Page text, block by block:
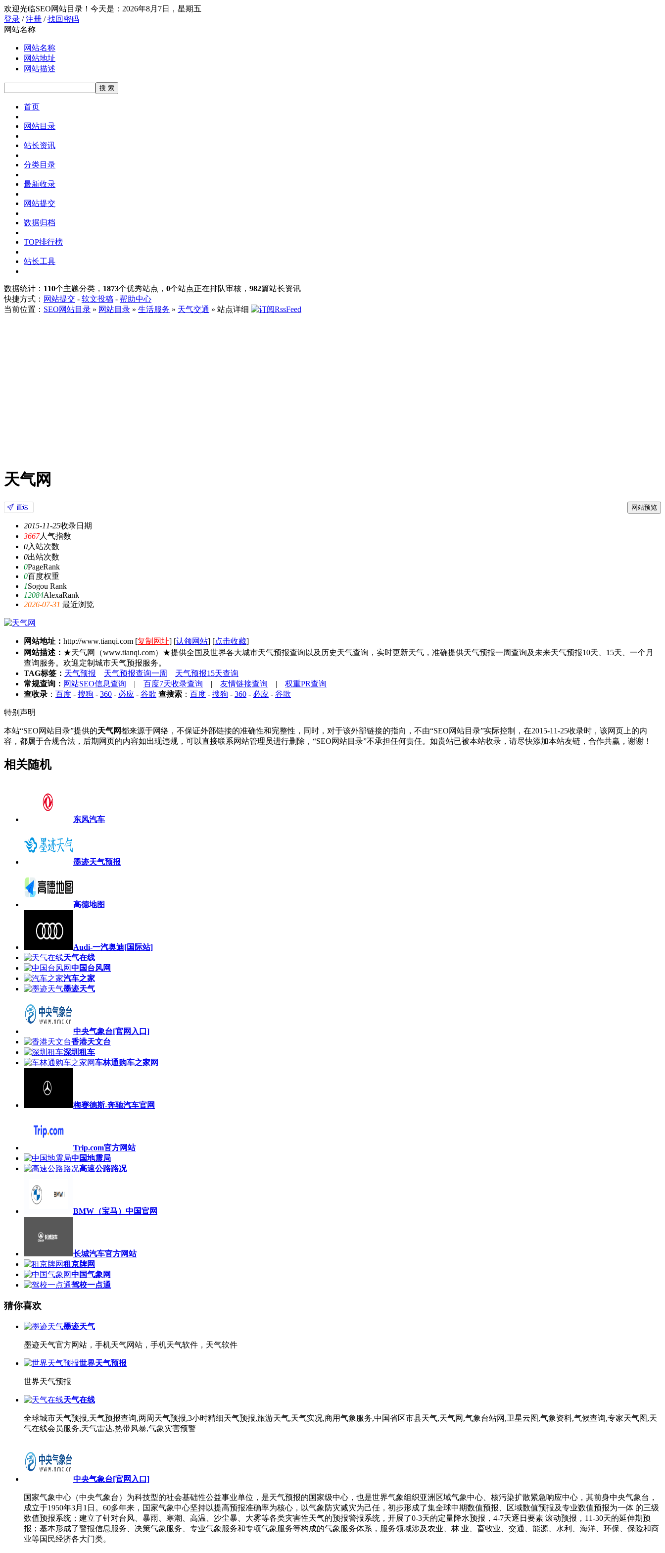
欢迎光临SEO网站目录！ 今天是：2026年8月7日，星期五
登录 /注册 /找回密码
网站名称
网站名称
网站地址
网站描述
首页
网站目录
站长资讯
分类目录
最新收录
网站提交
数据归档
TOP排行榜
站长工具
数据统计： 110个主题分类， 1873个优秀站点， 0个站点正在排队审核， 982篇站长资讯
快捷方式： 网站提交 - 软文投稿 - 帮助中心
当前位置： SEO网站目录 » 网站目录 » 生活服务 » 天气交通 » 站点详细
天气网
网站预览
2015-11-25收录日期
3667人气指数
0入站次数
0出站次数
0PageRank
0百度权重
1Sogou Rank
12084AlexaRank
2026-07-31 最近浏览
网站地址： http://www.tianqi.com [复制网址] [认领网站] [点击收藏]
网站描述： ★天气网（www.tianqi.com）★提供全国及世界各大城市天气预报查询以及历史天气查询，实时更新天气，准确提供天气预报一周查询及未来天气预报10天、15天、一个月
查询服务。欢迎定制城市天气预报服务。
TAG标签： 天气预报 天气预报查询一周
天气预报15天查询
常规查询： 网站SEO信息查询 | 百度7天收录查询 | 友情链接查询 | 权重PR查询
查收录 ： 百度 - 搜狗 - 360 - 必应 - 谷歌 查搜索 ： 百度 - 搜狗 - 360 - 必应 - 谷歌
特别声明
本站“SEO网站目录”提供的天气网都来源于网络，不保证外部链接的准确性和完整性，同时，对于该外部链接的指向，不由“SEO网站目录”实际控制，在2015-11-25收录时，该网页上的内
容，都属于合规合法，后期网页的内容如出现违规，可以直接联系网站管理员进行删除，“SEO网站目录”不承担任何责任。如贵站已被本站收录，请尽快添加本站友链，合作共赢，谢谢！
相关随机
东风汽车
墨迹天气预报
高德地图
Audi-一汽奥迪[国际站]
天气在线
中国台风网
汽车之家
墨迹天气
中央气象台[官网入口]
香港天文台
深圳租车
车林通购车之家网
梅赛德斯-奔驰汽车官网
Trip.com官方网站
中国地震局
高速公路路况
BMW（宝马）中国官网
长城汽车官方网站
租京牌网
中国气象网
驾校一点通
猜你喜欢
墨迹天气
墨迹天气官方网站，手机天气网站，手机天气软件，天气软件
世界天气预报
世界天气预报
天气在线
全球城市天气预报,天气预报查询,两周天气预报,3小时精细天气预报,旅游天气,天气实况,商用气象服务,中国省区市县天气,天气网,气象台站网,卫星云图,气象资料,气候查询,专家天气图,天
气在线会员服务,天气雷达,热带风暴,气象灾害预警
中央气象台[官网入口]
国家气象中心（中央气象台）为科技型的社会基础性公益事业单位，是天气预报的国家级中心，也是世界气象组织亚洲区域气象中心、核污染扩散紧急响应中心，其前身中央气象台，
成立于1950年3月1日。60多年来，国家气象中心坚持以提高预报准确率为核心，以气象防灾减灾为己任，初步形成了集全球中期数值预报、区域数值预报及专业数值预报为一体 的三级
数值预报系统；建立了针对台风、暴雨、寒潮、高温、沙尘暴、大雾等各类灾害性天气的预报警报系统，开展了0-3天的定量降水预报，4-7天逐日要素 滚动预报，11-30天的延伸期预
报；基本形成了警报信息服务、决策气象服务、专业气象服务和专项气象服务等构成的气象服务体系，服务领域涉及农业、林 业、畜牧业、交通、能源、水利、海洋、环保、保险和商
业等国民经济各大门类。